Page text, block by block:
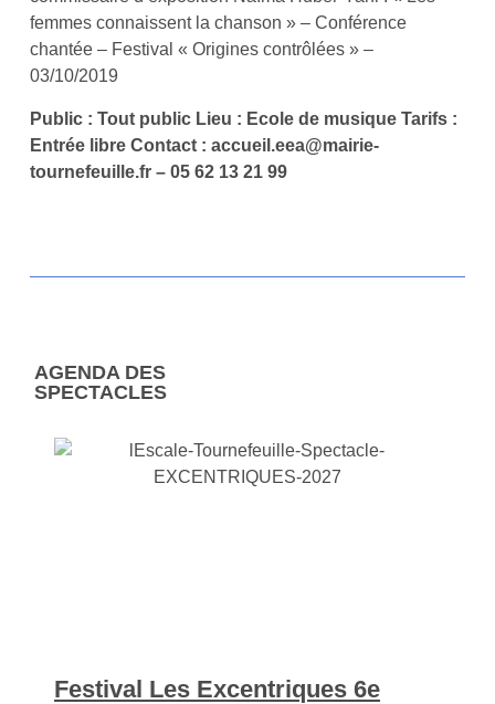
femmes connaissent la chanson » – Conférence
chantée – Festival « Origines contrôlées » –
03/10/2019
Public : Tout public Lieu : Ecole de musique Tarifs :
Entrée libre Contact : accueil.eea@mairie-
tournefeuille.fr – 05 62 13 21 99
AGENDA DES
SPECTACLES
Festival Les Excentriques 6e